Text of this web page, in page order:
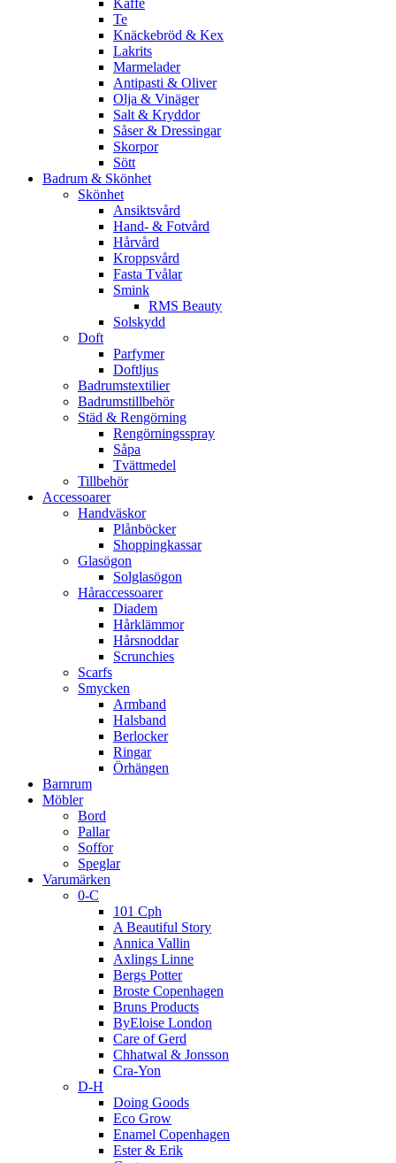
Kaffe
Te
Knäckebröd & Kex
Lakrits
Marmelader
Antipasti & Oliver
Olja & Vinäger
Salt & Kryddor
Såser & Dressingar
Skorpor
Sött
Badrum & Skönhet
Skönhet
Ansiktsvård
Hand- & Fotvård
Hårvård
Kroppsvård
Fasta Tvålar
Smink
RMS Beauty
Solskydd
Doft
Parfymer
Doftljus
Badrumstextilier
Badrumstillbehör
Städ & Rengörning
Rengörningsspray
Såpa
Tvättmedel
Tillbehör
Accessoarer
Handväskor
Plånböcker
Shoppingkassar
Glasögon
Solglasögon
Håraccessoarer
Diadem
Hårklämmor
Hårsnoddar
Scrunchies
Scarfs
Smycken
Armband
Halsband
Berlocker
Ringar
Örhängen
Barnrum
Möbler
Bord
Pallar
Soffor
Speglar
Varumärken
0-C
101 Cph
A Beautiful Story
Annica Vallin
Axlings Linne
Bergs Potter
Broste Copenhagen
Bruns Products
ByEloise London
Care of Gerd
Chhatwal & Jonsson
Cra-Yon
D-H
Doing Goods
Eco Grow
Enamel Copenhagen
Ester & Erik